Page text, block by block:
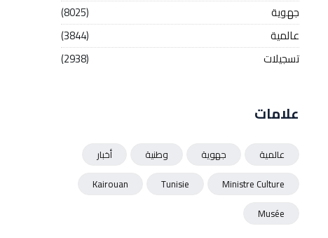
جهوية
(8025)
عالمية
(3844)
تسجيلات
(2938)
علامات
عالمية جهوية وطنية
أخبار
Ministre Culture
Tunisie
Kairouan
Musée